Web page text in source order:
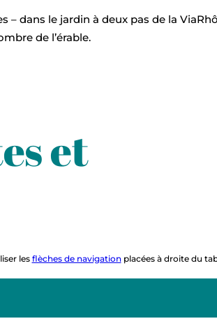
– dans le jardin à deux pas de la
de l’érable.
et
les flèches de navigationplacées à droite du